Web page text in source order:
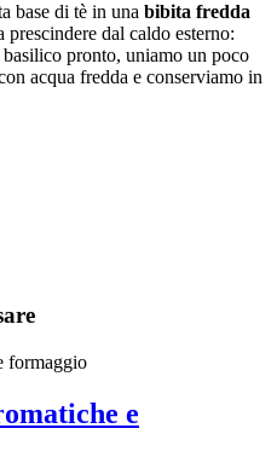
base di tè in una bibita fredda
prescindere dal caldo esterno:
pronto, uniamo un poco
acqua fredda e conserviamo in
e